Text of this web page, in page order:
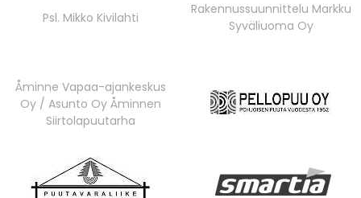
Psl. Mikko Kivilahti
Rakennussuunnittelu Markku
Syväliuoma Oy
Åminne Vapaa-ajankeskus
Oy / Asunto Oy Åminnen
Siirtolapuutarha